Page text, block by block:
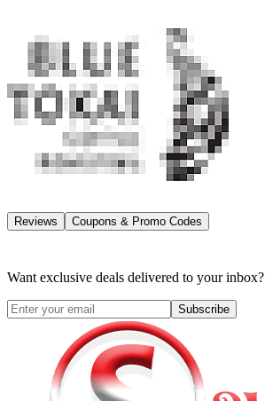
Reviews Coupons & Promo Codes
Want exclusive deals delivered to your inbox?
Subscribe